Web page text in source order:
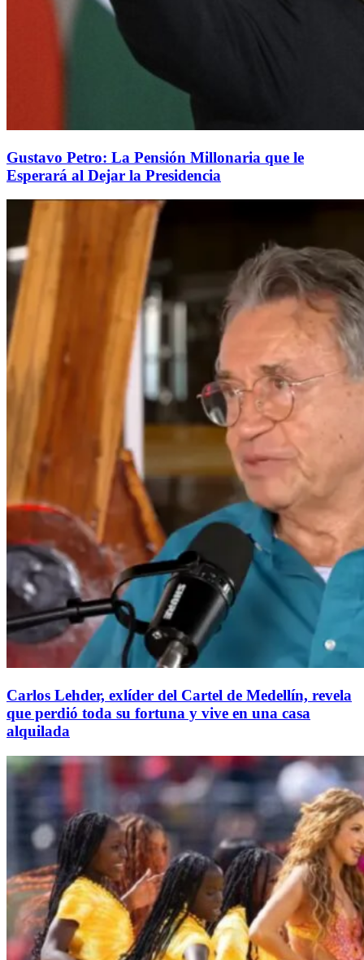
Gustavo Petro: La Pensión Millonaria que le
Esperará al Dejar la Presidencia
Carlos Lehder, exlíder del Cartel de Medellín, revela
que perdió toda su fortuna y vive en una casa
alquilada